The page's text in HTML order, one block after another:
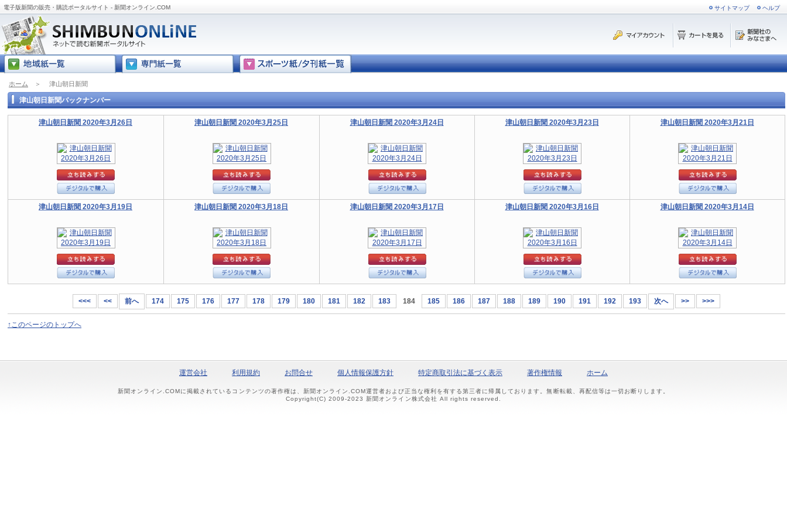
電子版新聞の販売・購読ポータルサイト - 新聞オンライン.COM サイトマップ ヘルプ
ホーム ＞ 津山朝日新聞
津山朝日新聞バックナンバー
津山朝日新聞 2020年3月26日 津山朝日新聞 2020年3月25日 津山朝日新聞 2020年3月24日 津山朝日新聞 2020年3月23日 津山朝日新聞 2020年3月21日
津山朝日新聞 2020年3月19日 津山朝日新聞 2020年3月18日 津山朝日新聞 2020年3月17日 津山朝日新聞 2020年3月16日 津山朝日新聞 2020年3月14日
<<< << 前へ 174 175 176 177 178 179 180 181 182 183 184 185 186 187 188 189 190 191 192 193 次へ >> >>>
↑このページのトップへ
運営会社 利用規約 お問合せ 個人情報保護方針 特定商取引法に基づく表示 著作権情報 ホーム
新聞オンライン.COMに掲載されているコンテンツの著作権は、新聞オンライン.COM運営者および正当な権利を有する第三者に帰属しております。無断転載、再配信等は一切お断りします。
Copyright(C) 2009-2023 新聞オンライン株式会社 All rights reserved.